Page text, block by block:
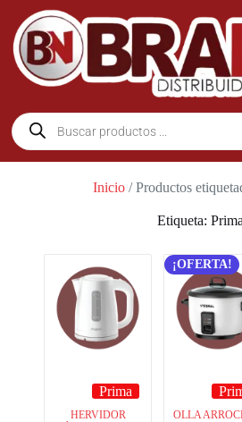
Inicio/ Productos
Etiqueta: Prima
Prima
HERVIDOR
¡OFERTA!
OLLA